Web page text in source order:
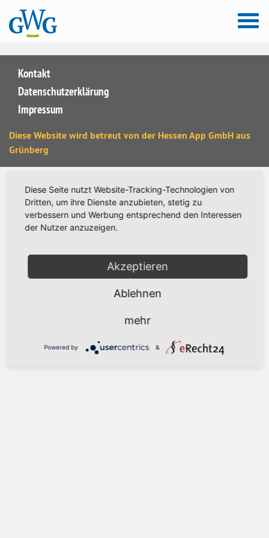
Mitglieder Einkaufsgutschein
Kontakt
Datenschutzerklärung
Impressum
Diese Website wird betreut von der Hessen App GmbHaus
Grünberg
Diese Seite nutzt Website-Tracking-Technologien von
Dritten, um ihre Dienste anzubieten, stetig zu
verbessern und Werbung entsprechend den Interessen
der Nutzer anzuzeigen.
Akzeptieren
Ablehnen
mehr
Powered by &